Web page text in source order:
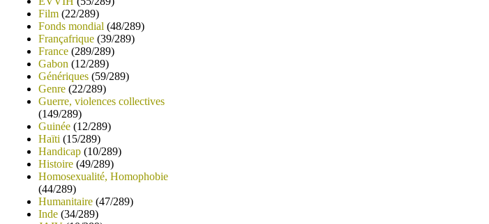
Film (22/289)
Fonds mondial (48/289)
Françafrique (39/289)
France (289/289)
Gabon (12/289)
Génériques (59/289)
Genre (22/289)
Guerre, violences collectives
(149/289)
Guinée (12/289)
Haïti (15/289)
Handicap (10/289)
Histoire (49/289)
Homosexualité, Homophobie
(44/289)
Humanitaire (47/289)
Inde (34/289)